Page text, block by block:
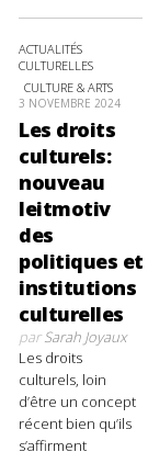
ACTUALITÉS
CULTURELLES
CULTURE & ARTS
3 NOVEMBRE 2024
Les droits
culturels:
nouveau
leitmotiv
des
politiques et
institutions
culturelles
parSarah Joyaux
Les droits
culturels, loin
d’être un concept
récent bien qu’ils
s’affirment